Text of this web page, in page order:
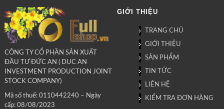
CÔNG TY CỔ PHẦN SẢN XUẤT
ĐẦU TƯ ĐỨC AN ( DUC AN
INVESTMENT PRODUCTION JOINT
STOCK COMPANY)
Mã số thuế: 0110442240 – Ngày
cấp: 08/08/2023
GIỚI THIỆU
TRANG CHỦ
GIỚI THIỆU
SẢN PHẨM
TIN TỨC
LIÊN HỆ
KIỂM TRA ĐƠN HÀNG